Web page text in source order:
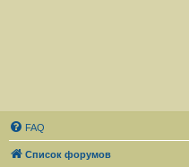
FAQ
Список форумов